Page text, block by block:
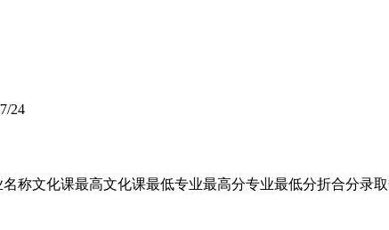
24
称文化课最高文化课最低专业最高分专业最低分折合分录